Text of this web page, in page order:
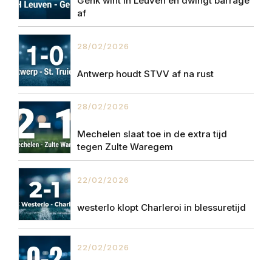
af
28/02/2026
Antwerp houdt STVV af na rust
28/02/2026
Mechelen slaat toe in de extra tijd
tegen Zulte Waregem
22/02/2026
westerlo klopt Charleroi in blessuretijd
22/02/2026